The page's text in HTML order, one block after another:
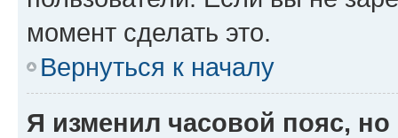
момент сделать это.
Вернуться к началу
Я изменил часовой пояс,